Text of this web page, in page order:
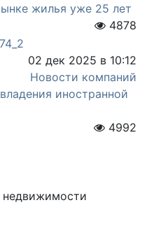
жилья уже 25 лет
4878
02 дек 2025 в 10:12
Новости компаний
иностранной
4992
недвижимости